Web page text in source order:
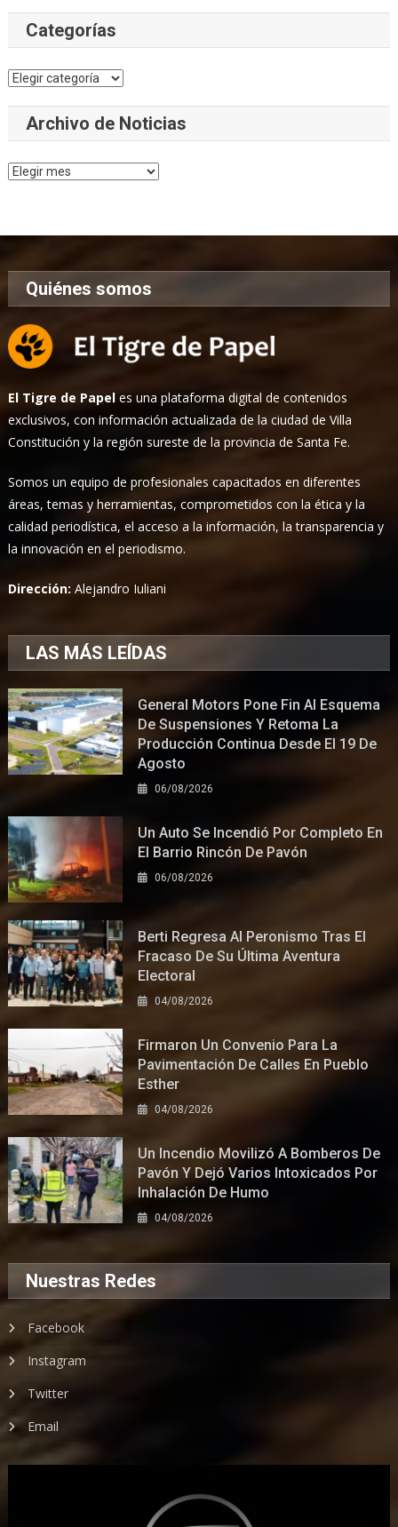
Categorías
Categorías
Archivo de Noticias
Archivo
Quiénes somos
El Tigre de Papel es una plataforma digital de contenidos
exclusivos, con información actualizada de la ciudad de Villa
Constitución y la región sureste de la provincia de Santa Fe.
Somos un equipo de profesionales capacitados en diferentes
áreas, temas y herramientas, comprometidos con la ética y la
calidad periodística, el acceso a la información, la transparencia y
la innovación en el periodismo.
Dirección:Alejandro Iuliani
LAS MÁS LEÍDAS
General Motors Pone Fin Al Esquema
De Suspensiones Y Retoma La
Producción Continua Desde El 19 De
Agosto
06/08/2026
Un Auto Se Incendió Por Completo En
El Barrio Rincón De Pavón
06/08/2026
Berti Regresa Al Peronismo Tras El
Fracaso De Su Última Aventura
Electoral
04/08/2026
Firmaron Un Convenio Para La
Pavimentación De Calles En Pueblo
Esther
04/08/2026
Un Incendio Movilizó A Bomberos De
Pavón Y Dejó Varios Intoxicados Por
Inhalación De Humo
04/08/2026
Nuestras Redes
Facebook
Instagram
Twitter
Email